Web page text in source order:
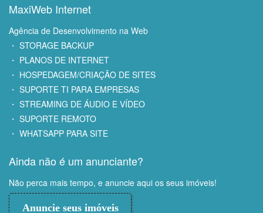
MaxiWeb Internet
Agência de Desenvolvimento na Web
・ STORAGE BACKUP
・ PLANOS DE INTERNET
・ HOSPEDAGEM/CRIAÇÃO DE SITES
・ SUPORTE TI PARA EMPRESAS
・ STREAMING DE ÁUDIO E VÍDEO
・ SUPORTE REMOTO
・ WHATSAPP PARA SITE
Ainda não é um anunciante?
Não perca mais tempo, e anuncie aqui os seus imóveis!
Anuncie seus imóveis